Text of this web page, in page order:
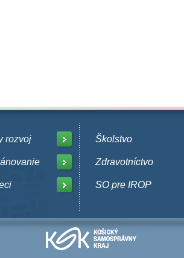
rozvoj Školstvo
Zdravotníctvo
SO pre IROP